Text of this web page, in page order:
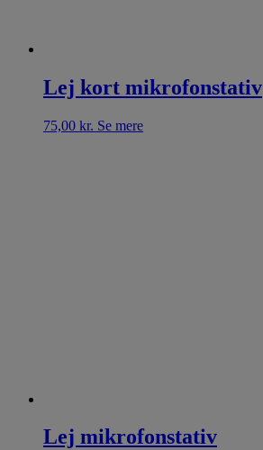
Lej kort mikrofonstativ
75,00 kr. Se mere
Lej mikrofonstativ